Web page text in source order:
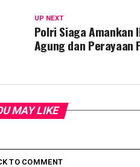
UP NEXT
Polri Siaga Amankan
Agung dan Perayaan
MAY LIKE
TO COMMENT